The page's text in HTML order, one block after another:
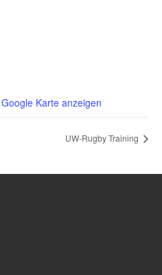
Google Karte anzeigen
UW-Rugby Training